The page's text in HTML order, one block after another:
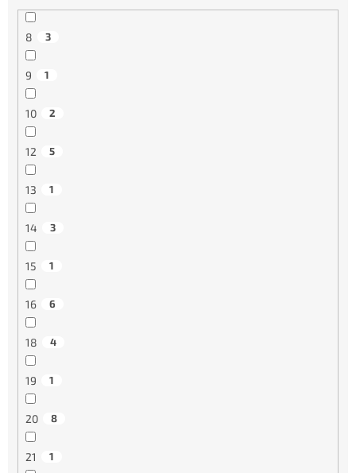
8 3
9 1
10 2
12 5
13 1
14 3
15 1
16 6
18 4
19 1
20 8
21 1